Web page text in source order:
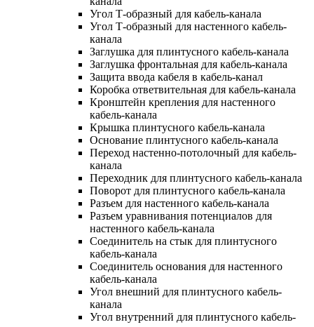
Угол Т-образный для кабель-канала
Угол Т-образный для настенного кабель-
канала
Заглушка для плинтусного кабель-канала
Заглушка фронтальная для кабель-канала
Защита ввода кабеля в кабель-канал
Коробка ответвительная для кабель-канала
Кронштейн крепления для настенного
кабель-канала
Крышка плинтусного кабель-канала
Основание плинтусного кабель-канала
Переход настенно-потолочный для кабель-
канала
Переходник для плинтусного кабель-канала
Поворот для плинтусного кабель-канала
Разъем для настенного кабель-канала
Разъем уравнивания потенциалов для
настенного кабель-канала
Соединитель на стык для плинтусного
кабель-канала
Соединитель основания для настенного
кабель-канала
Угол внешний для плинтусного кабель-
канала
Угол внутренний для плинтусного кабель-